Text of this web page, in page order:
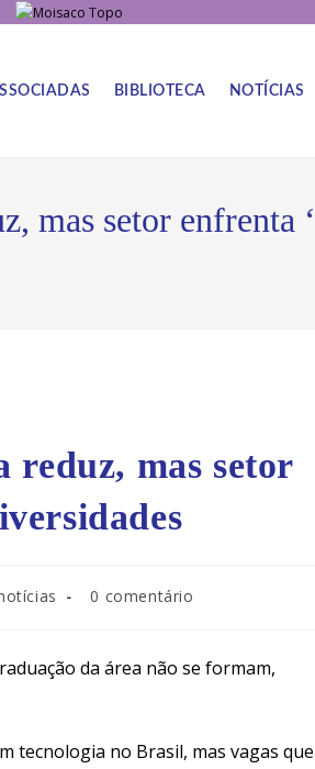
BIBLIOTECA NOTÍCIAS
setor enfrenta
reduz, mas setor
0 comentário
da área não se formam,
tecnologia no Brasil, mas vagas que